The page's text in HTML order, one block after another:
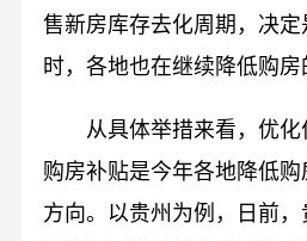
售新房库存去化周期，决定
时，各地也在继续降低购房
从具体举措来看，优
购房补贴是今年各地降低
方向。以贵州为例，日前